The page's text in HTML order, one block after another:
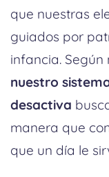
que nuestras
guiados por
infancia.
nuestro
desactiva
manera que
que un día le